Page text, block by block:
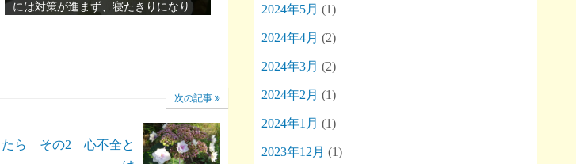
には対策が進まず、寝たきりになり苦
次の記事
たら その2 心不全と
2024年5月 (1)
2024年4月 (2)
2024年3月 (2)
2024年2月 (1)
2024年1月 (1)
2023年12月 (1)